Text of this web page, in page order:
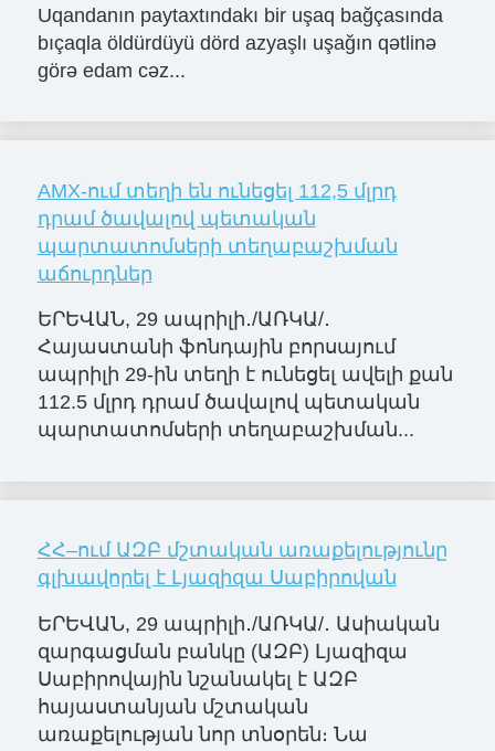
Uqandanın paytaxtındakı bir uşaq bağçasında
bıçaqla öldürdüyü dörd azyaşlı uşağın qətlinə
görə edam cəz...
AMX-ում տեղի են ունեցել 112,5 մլրդ
դրամ ծավալով պետական
պարտատոմսերի տեղաբաշխման
աճուրդներ
ԵՐԵՎԱՆ, 29 ապրիլի․/ԱՌԿԱ/․
Հայաստանի ֆոնդային բորսայում
ապրիլի 29-ին տեղի է ունեցել ավելի քան
112.5 մլրդ դրամ ծավալով պետական
պարտատոմսերի տեղաբաշխման...
ՀՀ–ում ԱԶԲ մշտական առաքելությունը
գլխավորել է Լյազիզա Սաբիրովան
ԵՐԵՎԱՆ, 29 ապրիլի․/ԱՌԿԱ/․ Ասիական
զարգացման բանկը (ԱԶԲ) Լյազիզա
Սաբիրովային նշանակել է ԱԶԲ
հայաստանյան մշտական
առաքելության նոր տնօրեն։ Նա